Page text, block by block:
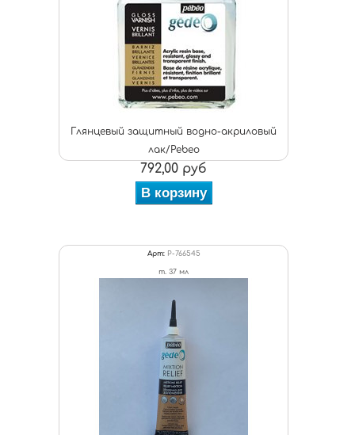
Глянцевый защитный водно-акриловый
лак/Pebeo
792,00 руб
В корзину
Арт: P-766545
т. 37 мл